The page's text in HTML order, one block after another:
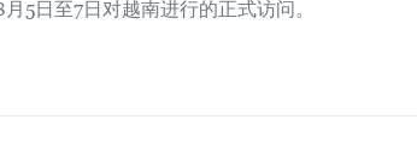
5日至7日对越南进行的正式访问。